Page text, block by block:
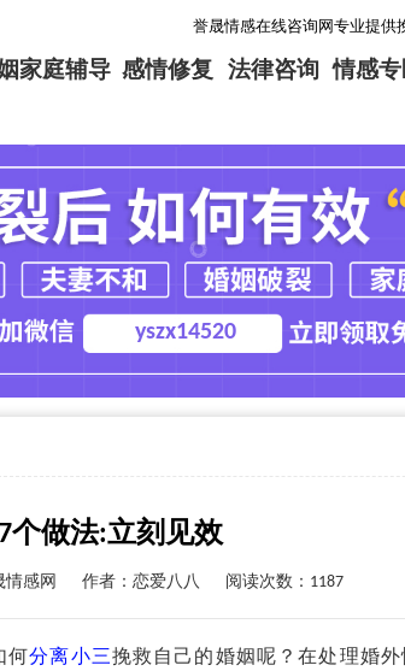
誉晟情感在线咨询网专业提供挽救
家庭辅导 感情修复 法律咨询 情感
yszx14520
个做法:立刻见效
情感网 作者： 恋爱八八 阅读次数：1187
何分离小三挽救自己的婚姻呢？在处理婚外